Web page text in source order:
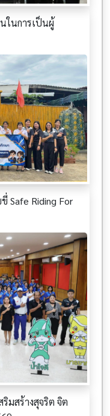
ในการเป็นผู้
Safe Riding For
มสร้างสุจริต จิต